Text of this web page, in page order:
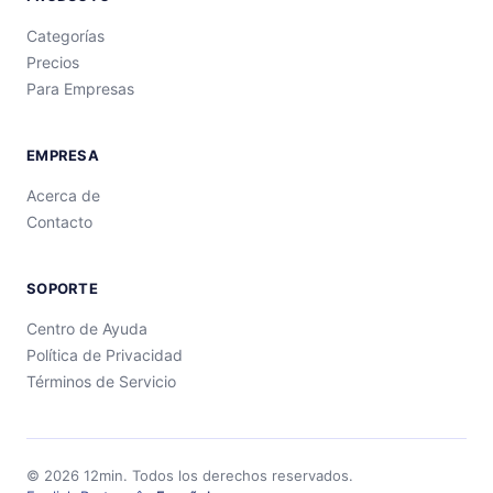
Categorías
Precios
Para Empresas
EMPRESA
Acerca de
Contacto
SOPORTE
Centro de Ayuda
Política de Privacidad
Términos de Servicio
© 2026 12min. Todos los derechos reservados.